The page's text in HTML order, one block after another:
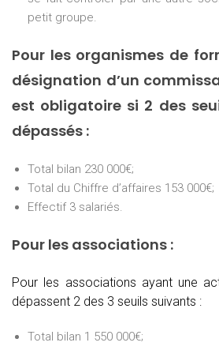
petit groupe.
Pour les organismes de
désignation d’un
est obligatoire si 2 des
dépassés :
Total bilan 230 000€;
Total du Chiffre d’affaires 153 000€;
Effectif 3 salariés.
Pour les associations :
Pour les associations ayant une
dépassent 2 des 3 seuils suivants :
Total bilan 1 550 000€;